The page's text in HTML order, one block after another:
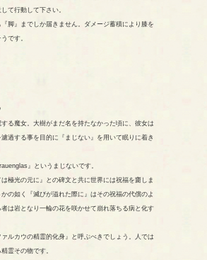
て行動して下さい。
脚』までしか届きません。ダメージ蓄積により膝を
です。
る魔女。大樹がまだ名を持たなかった頃に、彼女は
過する事を目的に『まじない』を用いて眠りに着き
』というまじないです。
は極光の元に』との碑文と共に世界には祝福を齎しま
の如く『滅びが溢れた際に』はその祝福の代償のよ
は岩となり一輪の花を咲かせて崩れ落ちる病と化す
ルカウの精霊的化身』と呼ぶべきでしょう。人では
霊その物です。